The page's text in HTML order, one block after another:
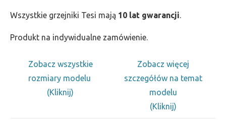
Wszystkie grzejniki Tesi mają 10 lat gwarancji.
Produkt na indywidualne zamówienie.
Zobacz wszystkie
rozmiary modelu
(Kliknij)
Zobacz więcej
szczegółów na temat
modelu
(Kliknij)